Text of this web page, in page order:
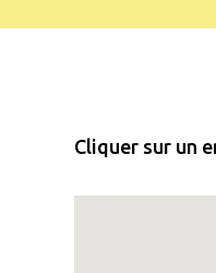
Cliquer sur un